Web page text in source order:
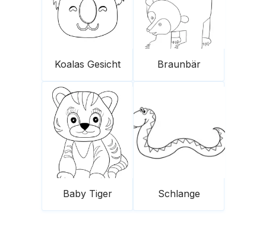
Koalas Gesicht Braunbär
Baby Tiger Schlange